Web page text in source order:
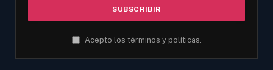
Acepto los términos y políticas.